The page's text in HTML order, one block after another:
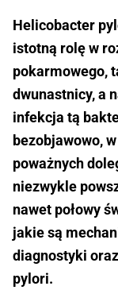
Helicobacter
istotną rolę w
pokarmowego,
dwunastnicy, a
infekcja tą
bezobjawowo,
poważnych
niezwykle
nawet połowy
jakie są
diagnostyki
pylori.